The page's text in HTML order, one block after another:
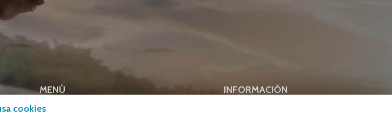
MENÚ
Equipamiento deportivo
INFORMACIÓN
cookies